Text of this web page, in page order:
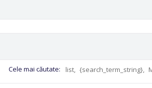
Cele mai căutate: list, {search_term_string},